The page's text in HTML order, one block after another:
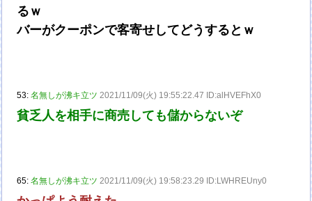
るｗ
バーがクーポンで客寄せしてどうするとｗ
53:名無しが沸キ立ツ 2021/11/09(火) 19:55:22.47 ID:alHVEFhX0
貧乏人を相手に商売しても儲からないぞ
65:名無しが沸キ立ツ 2021/11/09(火) 19:58:23.29 ID:LWHREUny0